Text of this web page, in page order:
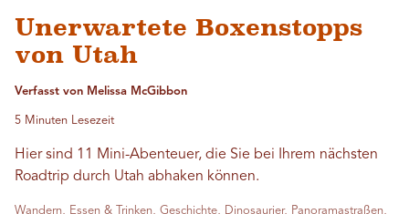
Unerwartete Boxenstopps
von Utah
Verfasst von Melissa McGibbon
5 Minuten Lesezeit
Hier sind 11 Mini-Abenteuer, die Sie bei Ihrem nächsten
Roadtrip durch Utah abhaken können.
Wandern, Essen & Trinken, Geschichte, Dinosaurier, Panoramastraßen,